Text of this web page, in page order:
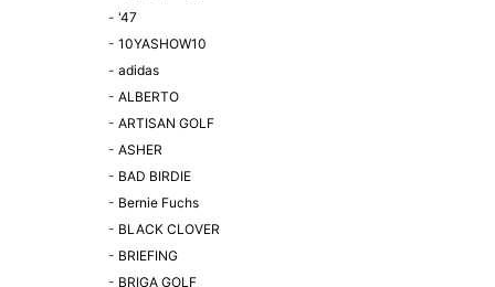
- '47
- 10YASHOW10
- adidas
- ALBERTO
- ARTISAN GOLF
- ASHER
- BAD BIRDIE
- Bernie Fuchs
- BLACK CLOVER
- BRIEFING
- BRIGA GOLF